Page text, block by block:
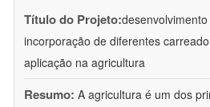
Título do Projeto:
incorporação de diferentes
aplicação na agricultura
Resumo: A agricultura é um dos